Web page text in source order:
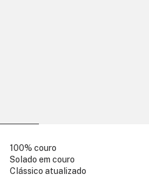
100% couro
Solado em couro
Clássico atualizado